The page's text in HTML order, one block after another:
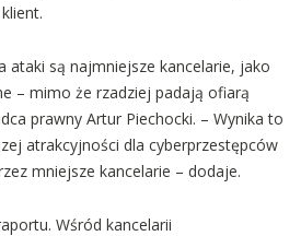
ataki są najmniejsze kancelarie, jako
– mimo że rzadziej padają ofiarą
prawny Artur Piechocki. – Wynika to
atrakcyjności dla cyberprzestępców
mniejsze kancelarie – dodaje.
Wśród kancelarii